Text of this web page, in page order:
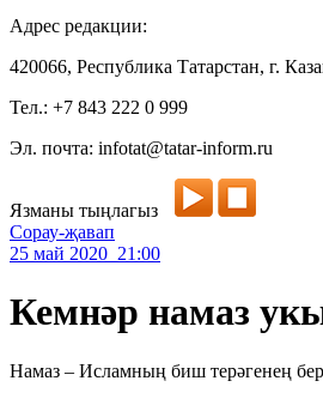
Адрес редакции:
420066, Республика Татарстан, г.
Тел.: +7 843 222 0 999
Эл. почта: infotat@tatar-inform.ru
Язманы тыңлагыз
Сорау-җавап
25 май 2020 21:00
Кемнәр намаз
Намаз – Исламның биш терәгенең